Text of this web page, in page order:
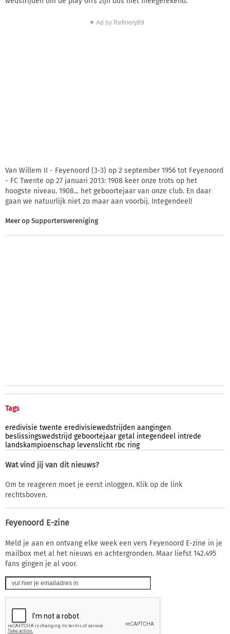
▼ Ad by Refinery89
Van Willem II - Feyenoord (3-3) op 2 september 1956 tot Feyenoord
- FC Twente op 27 januari 2013: 1908 keer onze trots op het
hoogste niveau. 1908... het geboortejaar van onze club. En daar
gaan we natuurlijk niet zo maar aan voorbij. Integendeel!
Meer op Supportersvereniging
Tags
eredivisie twente eredivisiewedstrijden aangingen
beslissingswedstrijd geboortejaar getal integendeel intrede
landskampioenschap levenslicht rbc ring
Wat vind jij van dit nieuws?
Om te reageren moet je eerst inloggen. Klik op de link
rechtsboven.
Feyenoord E-zine
Meld je aan en ontvang elke week een vers Feyenoord E-zine in je
mailbox met al het nieuws en achtergronden. Maar liefst 142.495
fans gingen je al voor.